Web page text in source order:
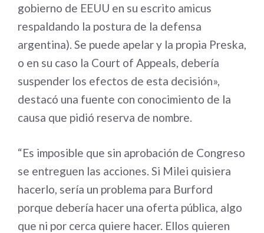
gobierno de EEUU en su escrito amicus
respaldando la postura de la defensa
argentina). Se puede apelar y la propia Preska,
o en su caso la Court of Appeals, debería
suspender los efectos de esta decisión»,
destacó una fuente con conocimiento de la
causa que pidió reserva de nombre.
“Es imposible que sin aprobación de Congreso
se entreguen las acciones. Si Milei quisiera
hacerlo, sería un problema para Burford
porque debería hacer una oferta pública, algo
que ni por cerca quiere hacer. Ellos quieren